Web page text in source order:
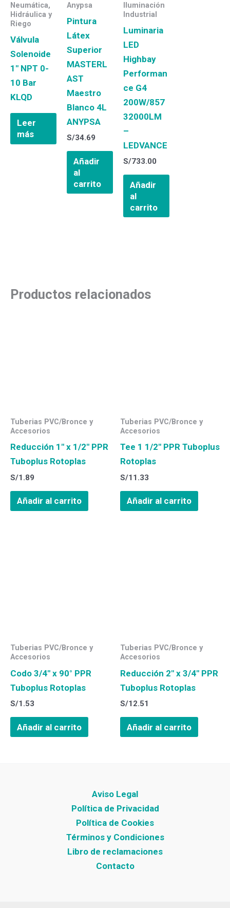
Neumática,
Hidráulica y
Riego
Válvula
Solenoide
1″ NPT 0-
10 Bar
KLQD
Leer
más
Anypsa
Pintura
Látex
Superior
MASTERL
AST
Maestro
Blanco 4L
ANYPSA
S/34.69
Añadir
al
carrito
Iluminación
Industrial
Luminaria
LED
Highbay
Performan
ce G4
200W/857
32000LM
–
LEDVANCE
S/733.00
Añadir
al
carrito
Productos relacionados
Tuberias PVC/Bronce y
Accesorios
Reducción 1″ x 1/2″ PPR
Tuboplus Rotoplas
S/1.89
Añadir al carrito
Tuberias PVC/Bronce y
Accesorios
Tee 1 1/2″ PPR Tuboplus
Rotoplas
S/11.33
Añadir al carrito
Tuberias PVC/Bronce y
Accesorios
Codo 3/4″ x 90° PPR
Tuboplus Rotoplas
S/1.53
Añadir al carrito
Tuberias PVC/Bronce y
Accesorios
Reducción 2″ x 3/4″ PPR
Tuboplus Rotoplas
S/12.51
Añadir al carrito
Aviso Legal
Política de Privacidad
Política de Cookies
Términos y Condiciones
Libro de reclamaciones
Contacto